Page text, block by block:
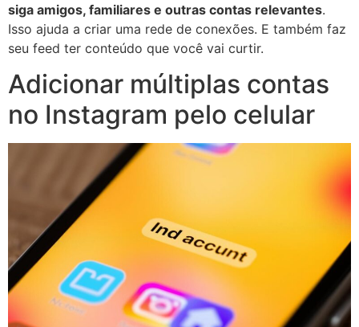
siga amigos, familiares e outras contas relevantes.
Isso ajuda a criar uma rede de conexões. E também faz
seu feed ter conteúdo que você vai curtir.
Adicionar múltiplas contas
no Instagram pelo celular